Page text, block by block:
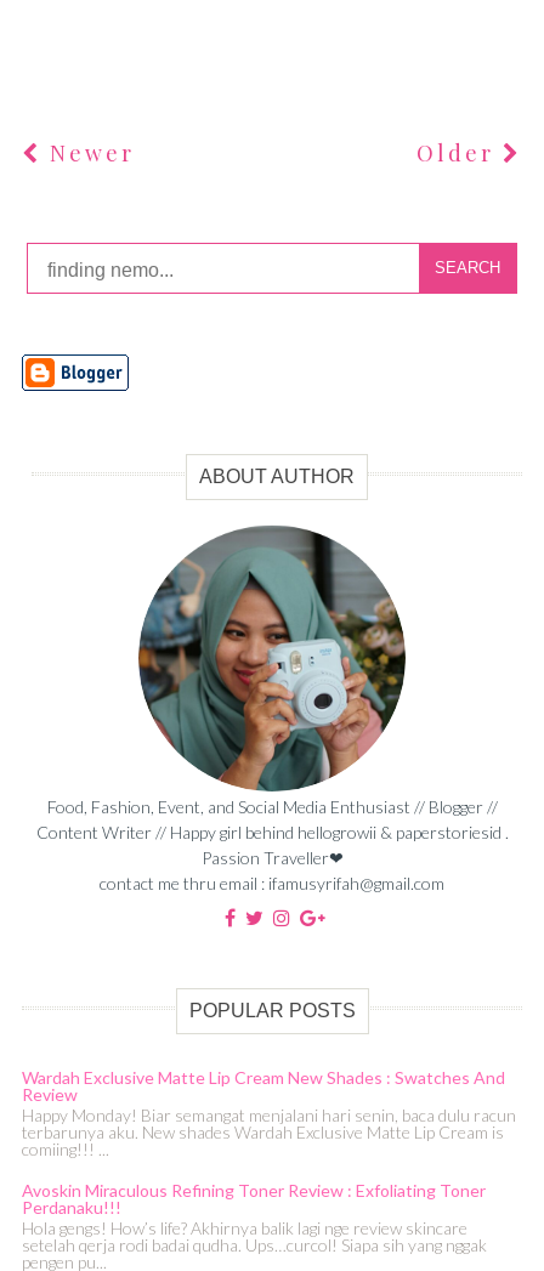
Newer Older
SEARCH
ABOUT AUTHOR
Food, Fashion, Event, and Social Media Enthusiast // Blogger //
Content Writer // Happy girl behind hellogrowii & paperstoriesid .
Passion Traveller❤
contact me thru email : ifamusyrifah@gmail.com
POPULAR POSTS
Wardah Exclusive Matte Lip Cream New Shades : Swatches And
Review
Happy Monday! Biar semangat menjalani hari senin, baca dulu racun
terbarunya aku. New shades Wardah Exclusive Matte Lip Cream is
comiing!!! ...
Avoskin Miraculous Refining Toner Review : Exfoliating Toner
Perdanaku!!!
Hola gengs! How’s life? Akhirnya balik lagi nge review skincare
setelah qerja rodi badai qudha. Ups…curcol! Siapa sih yang nggak
pengen pu...